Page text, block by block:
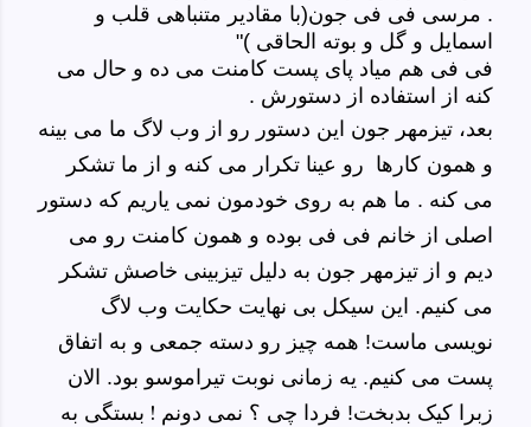
. مرسی فی فی جون(با مقادیر متنباهی قلب و
اسمایل و گل و بوته الحاقی )"
فی فی هم میاد پای پست کامنت می ده و حال می
کنه از استفاده از دستورش .
بعد، تیزمهر جون این دستور رو از وب لاگ ما می بینه
و همون کارها رو عینا تکرار می کنه و از ما تشکر
می کنه . ما هم به روی خودمون نمی یاریم که دستور
اصلی از خانم فی فی بوده و همون کامنت رو می
دیم و از تیزمهر جون به دلیل تیزبینی خاصش تشکر
می کنیم. این سیکل بی نهایت حکایت وب لاگ
نویسی ماست! همه چیز رو دسته جمعی و به اتفاق
پست می کنیم. یه زمانی نوبت تیراموسو بود. الان
زبرا کیک بدبخت! فردا چی ؟ نمی دونم ! بستگی به